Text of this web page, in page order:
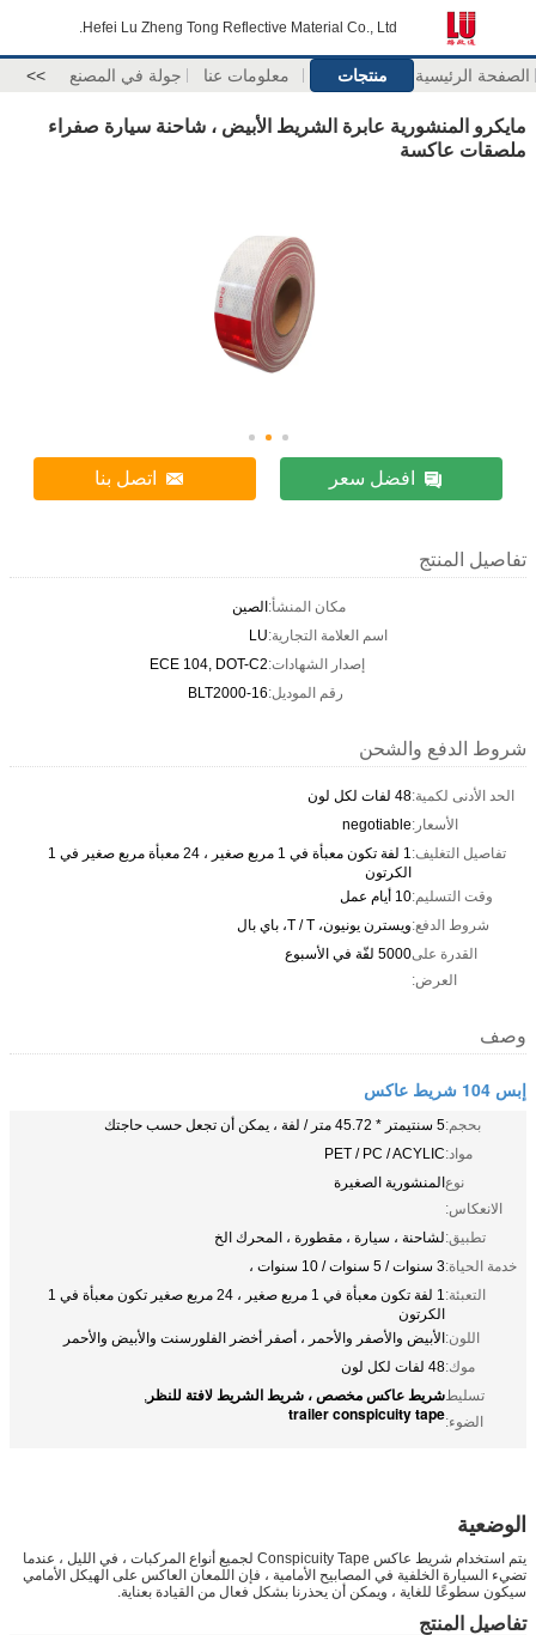
Hefei Lu Zheng Tong Reflective Material Co., Ltd.
الصفحة الرئيسية منتجات معلومات عنا جولة في المصنع >>
مايكرو المنشورية عابرة الشريط الأبيض ، شاحنة سيارة صفراء
ملصقات عاكسة
افضل سعر اتصل بنا
تفاصيل المنتج
مكان المنشأ:الصين
اسم العلامة التجارية:LU
إصدار الشهادات:ECE 104, DOT-C2
رقم الموديل:BLT2000-16
شروط الدفع والشحن
الحد الأدنى لكمية:48 لفات لكل لون
الأسعار:negotiable
تفاصيل التغليف:
1 لفة تكون معبأة في 1 مربع صغير ، 24 معبأة مربع صغير في 1
الكرتون
وقت التسليم:10 أيام عمل
شروط الدفع:ويسترن يونيون، T / T، باي بال
القدرة على
العرض:
5000 لفّة في الأسبوع
وصف
إبس 104 شريط عاكس
بحجم:5 سنتيمتر * 45.72 متر / لفة ، يمكن أن تجعل حسب حاجتك
مواد:PET / PC / ACYLIC
نوع
الانعكاس:
المنشورية الصغيرة
تطبيق:لشاحنة ، سيارة ، مقطورة ، المحرك الخ
خدمة الحياة:3 سنوات / 5 سنوات / 10 سنوات ،
التعبئة:
1 لفة تكون معبأة في 1 مربع صغير ، 24 مربع صغير تكون معبأة في 1
الكرتون
اللون:الأبيض والأصفر والأحمر ، أصفر أخضر الفلورسنت والأبيض والأحمر
موك:48 لفات لكل لون
تسليط
الضوء:
شريط عاكس مخصص ، شريط الشريط لافتة للنظر ,
trailer conspicuity tape
الوضعية
يتم استخدام شريط عاكس Conspicuity Tape
لجميع أنواع المركبات ، في الليل ، عندما
تضيء السيارة الخلفية في المصابيح الأمامية ، فإن اللمعان العاكس على الهيكل الأمامي
سيكون سطوعًا للغاية ، ويمكن أن يحذرنا بشكل فعال من القيادة بعناية.
تفاصيل المنتج